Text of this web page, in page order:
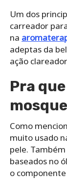
Um dos
carreador
na
adeptas da
ação
Pra
Como
muito usado
pele.
baseados no
o